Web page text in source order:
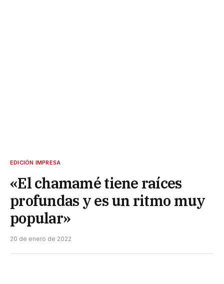
EDICIÓN IMPRESA
«El chamamé tiene raíces
profundas y es un ritmo muy
popular»
20 de enero de 2022